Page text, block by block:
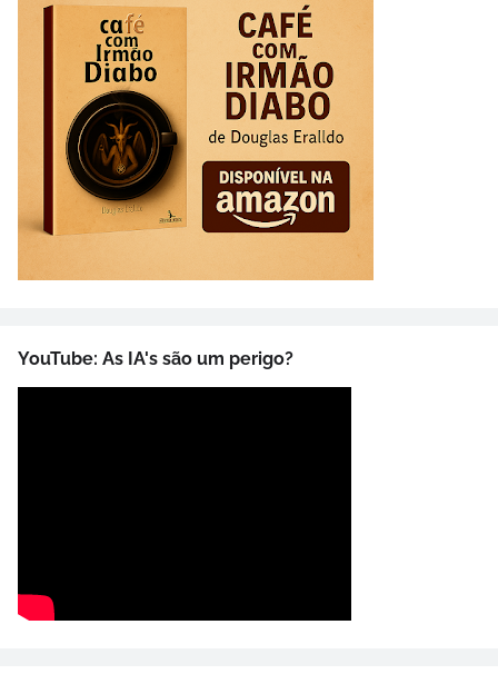
YouTube: As IA's são um perigo?